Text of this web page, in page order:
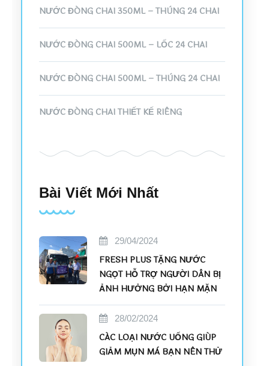
NƯỚC ĐÓNG CHAI 350ML – THÙNG 24 CHAI
NƯỚC ĐÓNG CHAI 500ML – LỐC 24 CHAI
NƯỚC ĐÓNG CHAI 500ML – THÙNG 24 CHAI
NƯỚC ĐÓNG CHAI THIẾT KẾ RIÊNG
Bài Viết Mới Nhất
29/04/2024
FRESH PLUS TẶNG NƯỚC
NGỌT HỖ TRỢ NGƯỜI DÂN BỊ
ẢNH HƯỞNG BỞI HẠN MẶN
28/02/2024
CÁC LOẠI NƯỚC UỐNG GIÚP
GIẢM MỤN MÀ BẠN NÊN THỬ